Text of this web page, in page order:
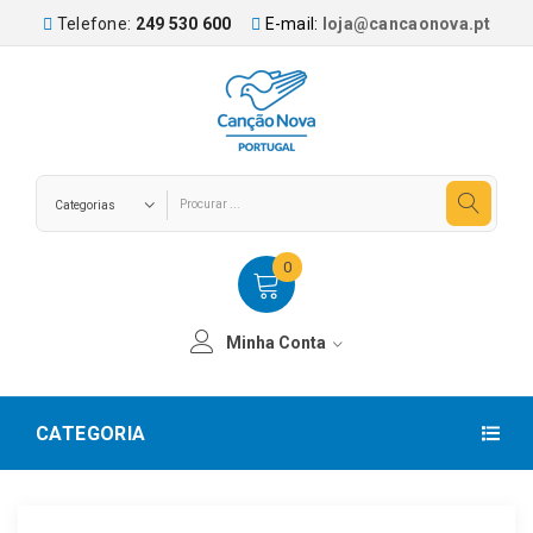
Telefone: 249 530 600 E-mail: loja@cancaonova.pt
0
Minha Conta
CATEGORIA